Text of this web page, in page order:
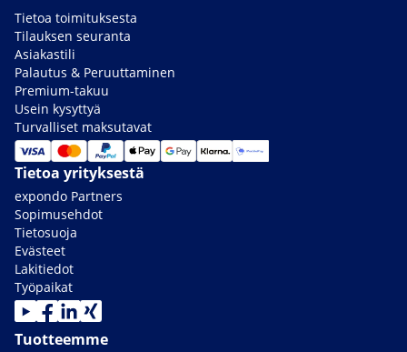
Tietoa toimituksesta
Tilauksen seuranta
Asiakastili
Palautus & Peruuttaminen
Premium-takuu
Usein kysyttyä
Turvalliset maksutavat
Tietoa yrityksestä
expondo Partners
Sopimusehdot
Tietosuoja
Evästeet
Lakitiedot
Työpaikat
Tuotteemme